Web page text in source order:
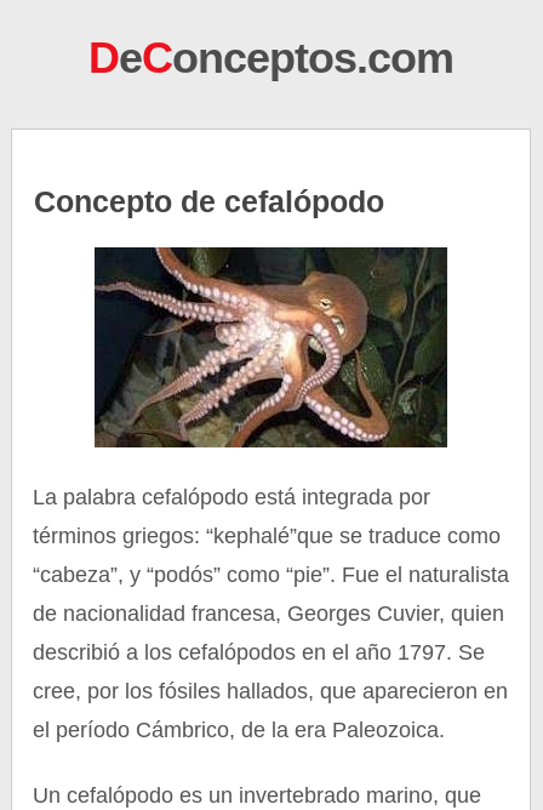
DeConceptos.com
Concepto de cefalópodo
La palabra cefalópodo está integrada por
términos griegos: “kephalé”que se traduce como
“cabeza”, y “podós” como “pie”. Fue el naturalista
de nacionalidad francesa, Georges Cuvier, quien
describió a los cefalópodos en el año 1797. Se
cree, por los fósiles hallados, que aparecieron en
el período Cámbrico, de la era Paleozoica.
Un cefalópodo es un invertebrado marino, que